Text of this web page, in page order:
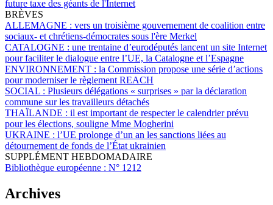
future taxe des géants de l'Internet
BRÈVES
ALLEMAGNE : vers un troisième gouvernement de coalition entre
sociaux- et chrétiens-démocrates sous l'ère Merkel
CATALOGNE : une trentaine d’eurodéputés lancent un site Internet
pour faciliter le dialogue entre l’UE, la Catalogne et l’Espagne
ENVIRONNEMENT : la Commission propose une série d’actions
pour moderniser le règlement REACH
SOCIAL : Plusieurs délégations « surprises » par la déclaration
commune sur les travailleurs détachés
THAÏLANDE : il est important de respecter le calendrier prévu
pour les élections, souligne Mme Mogherini
UKRAINE : l’UE prolonge d’un an les sanctions liées au
détournement de fonds de l’État ukrainien
SUPPLÉMENT HEBDOMADAIRE
Bibliothèque européenne : N° 1212
Archives